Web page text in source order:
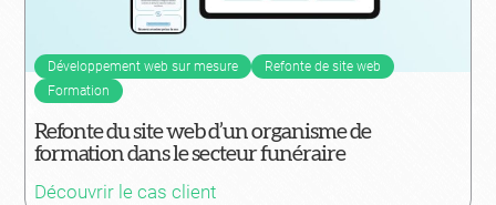
Développement web sur mesure
Refonte de site web
Formation
Refonte du site web d’un organisme de
formation dans le secteur funéraire
Découvrir le cas client